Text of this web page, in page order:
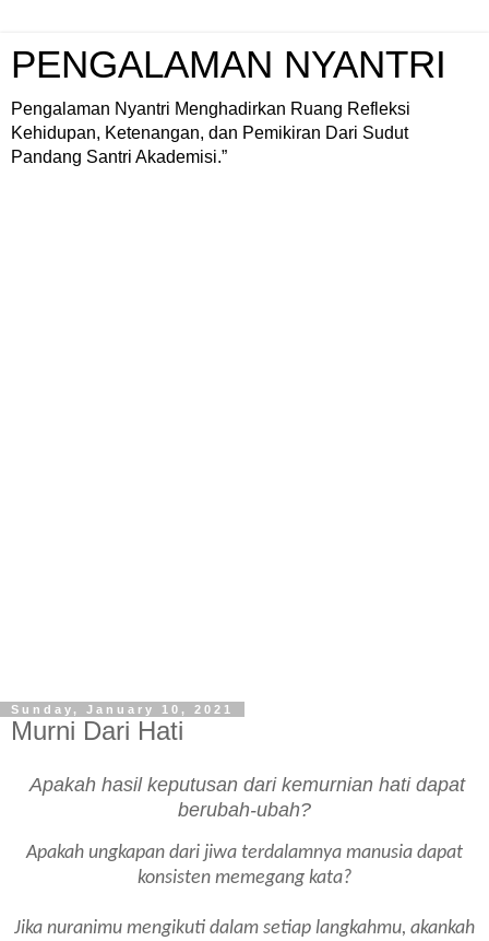
PENGALAMAN NYANTRI
Pengalaman Nyantri Menghadirkan Ruang Refleksi
Kehidupan, Ketenangan, dan Pemikiran Dari Sudut
Pandang Santri Akademisi.”
Sunday, January 10, 2021
Murni Dari Hati
Apakah hasil keputusan dari kemurnian hati dapat
berubah-ubah?
Apakah ungkapan dari jiwa terdalamnya manusia dapat
konsisten memegang kata?
Jika nuranimu mengikuti dalam setiap langkahmu, akankah